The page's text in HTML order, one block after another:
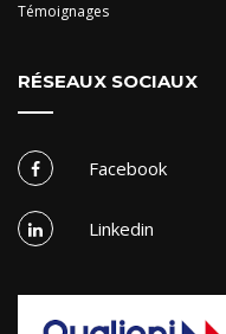
Témoignages
RÉSEAUX SOCIAUX
Facebook
Linkedin